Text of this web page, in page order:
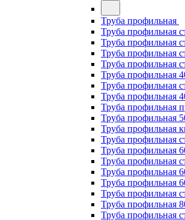
Труба профильная
Труба профильная
Труба профильная
Труба профильная
Труба профильная
Труба профильная
Труба профильная
Труба профильная
Труба профильная
Труба профильная
Труба профильная
Труба профильная
Труба профильная
Труба профильная
Труба профильная
Труба профильная
Труба профильная
Труба профильная
Труба профильная